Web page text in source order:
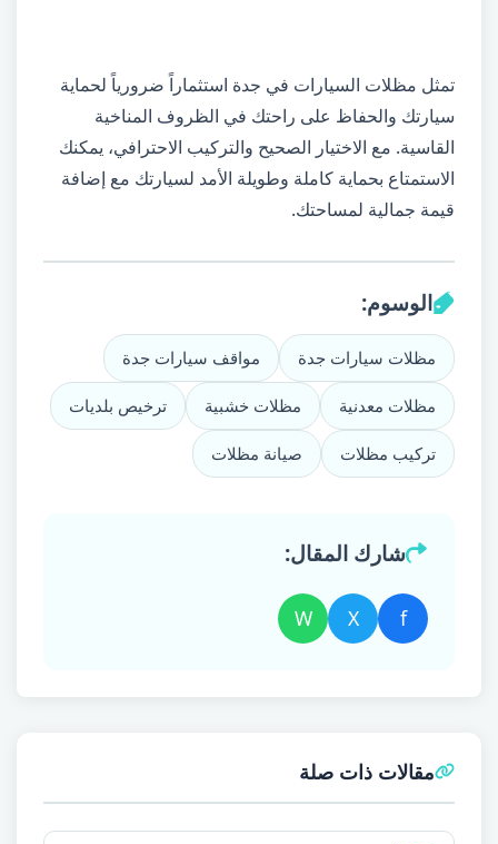
تمثل مظلات السيارات في جدة استثماراً ضرورياً لحماية
سيارتك والحفاظ على راحتك في الظروف المناخية
القاسية. مع الاختيار الصحيح والتركيب الاحترافي، يمكنك
الاستمتاع بحماية كاملة وطويلة الأمد لسيارتك مع إضافة
قيمة جمالية لمساحتك.
الوسوم:
مظلات سيارات جدة مواقف سيارات جدة
مظلات معدنية مظلات خشبية ترخيص بلديات
تركيب مظلات صيانة مظلات
شارك المقال:
f
X
W
مقالات ذات صلة